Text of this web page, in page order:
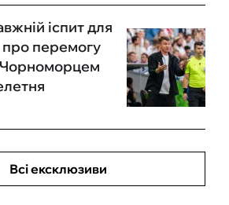
іспит для
про перемогу
Чорноморцем
Всі ексклюзиви